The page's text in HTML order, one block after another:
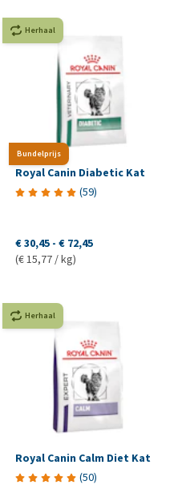
Bundelprijs
Herhaal
Royal Canin Diabetic Kat
(59)
€ 30,45 - € 72,45
(€ 15,77 / kg)
Herhaal
Royal Canin Calm Diet Kat
(50)